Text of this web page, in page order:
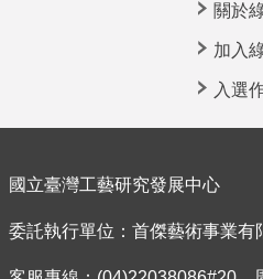
關於
加入
入選
國立臺灣工藝研究發展中心
委託執行單位：首傑藝術事業有